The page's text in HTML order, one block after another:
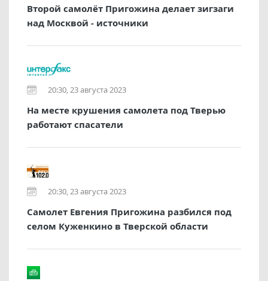
Второй самолёт Пригожина делает зигзаги
над Москвой - источники
20:30, 23 августа 2023
На месте крушения самолета под Тверью
работают спасатели
20:30, 23 августа 2023
Самолет Евгения Пригожина разбился под
селом Куженкино в Тверской области